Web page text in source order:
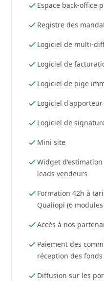
Espace back-office
Registre des
Logiciel de multi-
Logiciel de
Logiciel de pige
Logiciel
Logiciel de
Mini site
Widget
leads vendeurs
Formation 42h à
Qualiopi (6
Accès à nos
Paiement des
réception des
Diffusion sur les